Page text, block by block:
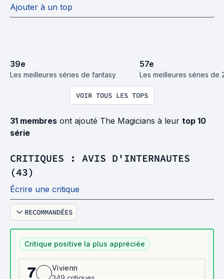
Ajouter à un top
39e
Les meilleures séries de fantasy
57e
Les meilleures séries de
VOIR TOUS LES TOPS
31 membres ont ajouté The Magicians à leur top 10
série
CRITIQUES : AVIS D'INTERNAUTES
(43)
Écrire une critique
RECOMMANDÉES
Critique positive la plus appréciée
7
Vivienn